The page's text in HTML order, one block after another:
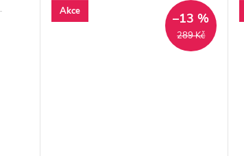
Akce
289 Kč
–13 %